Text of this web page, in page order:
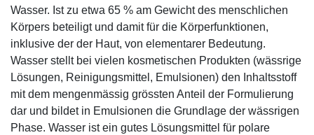
Wasser. Ist zu etwa 65 % am Gewicht des menschlichen
Körpers beteiligt und damit für die Körperfunktionen,
inklusive der der Haut, von elementarer Bedeutung.
Wasser stellt bei vielen kosmetischen Produkten (wässrige
Lösungen, Reinigungsmittel, Emulsionen) den Inhaltsstoff
mit dem mengenmässig grössten Anteil der Formulierung
dar und bildet in Emulsionen die Grundlage der wässrigen
Phase. Wasser ist ein gutes Lösungsmittel für polare